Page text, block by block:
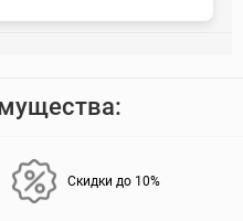
Скидки до 10%